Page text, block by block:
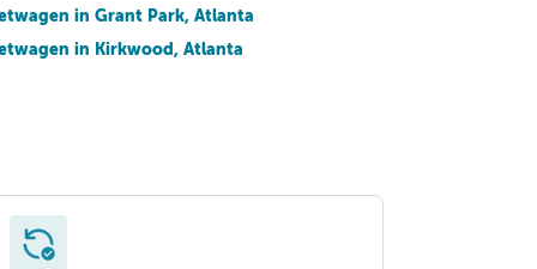
in Grant Park, Atlanta
in Kirkwood, Atlanta